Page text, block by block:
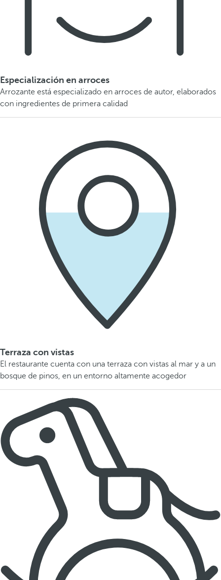
Especialización en arroces
Arrozante está especializado en arroces de autor, elaborados
con ingredientes de primera calidad
Terraza con vistas
El restaurante cuenta con una terraza con vistas al mar y a un
bosque de pinos, en un entorno altamente acogedor